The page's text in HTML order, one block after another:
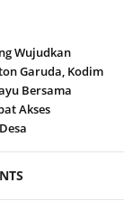
Wujudkan
Garuda, Kodim
Bersama
Akses